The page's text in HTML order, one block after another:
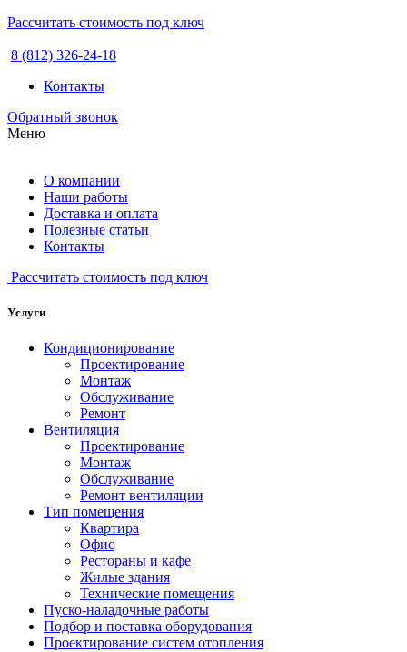
Рассчитать стоимость под ключ
8 (812) 326-24-18
Контакты
Обратный звонок
Меню
О компании
Наши работы
Доставка и оплата
Полезные статьи
Контакты
Рассчитать стоимость под ключ
Услуги
Кондиционирование
Проектирование
Монтаж
Обслуживание
Ремонт
Вентиляция
Проектирование
Монтаж
Обслуживание
Ремонт вентиляции
Тип помещения
Квартира
Офис
Рестораны и кафе
Жилые здания
Технические помещения
Пуско-наладочные работы
Подбор и поставка оборудования
Проектирование систем отопления